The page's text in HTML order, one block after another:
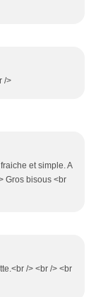
/>
et simple. A
Gros bisous <br
/> <br /> <br